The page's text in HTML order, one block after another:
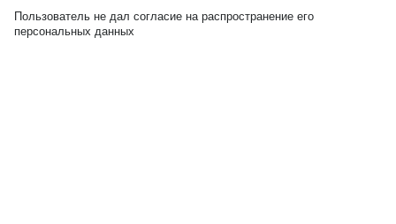
Пользователь не дал согласие на распространение его
персональных данных